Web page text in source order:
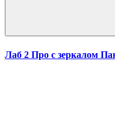
Лаб 2 Про с зеркалом